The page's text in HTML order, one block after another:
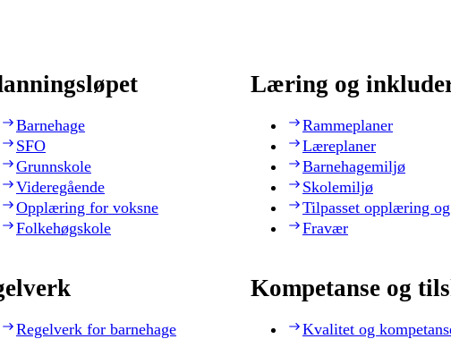
Barnehage
SFO
Grunnskole
Videregående
Opplæring for voksne
Folkehøgskole
Læring og
Rammeplaner
Læreplaner
Barnehagemiljø
Skolemiljø
Tilpasset opplæring
Fravær
Regelverk for barnehage
Kompetanse og
Kvalitet og